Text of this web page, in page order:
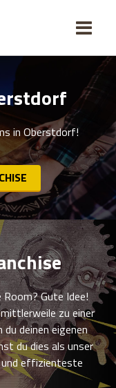
in Oberstdorf!
Gute Idee!
zu einer
deinen eigenen
du dies als unser
effizienteste